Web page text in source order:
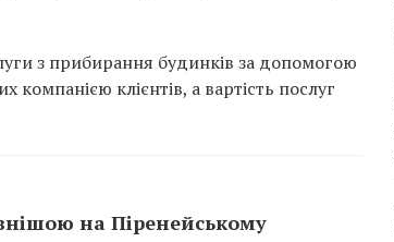
з прибирання будинків за допомогою
компанією клієнтів, а вартість послуг
на Піренейському